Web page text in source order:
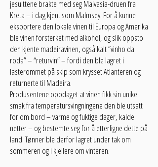
jesuittene brakte med seg Malvasia-druen fra
Kreta – i dag kjent som Malmsey. For å kunne
eksportere den lokale vinen til Europa og Amerika
ble vinen forsterket med alkohol, og slik oppsto
den kjente madeiravinen, også kalt “vinho da
roda” – “returvin” – fordi den ble lagret i
lasterommet på skip som krysset Atlanteren og
returnerte til Madeira.
Produsentene oppdaget at vinen fikk sin unike
smak fra temperatursvingningene den ble utsatt
for om bord – varme og fuktige dager, kalde
netter – og bestemte seg for å etterligne dette på
land. Tønner ble derfor lagret under tak om
sommeren og i kjellere om vinteren.